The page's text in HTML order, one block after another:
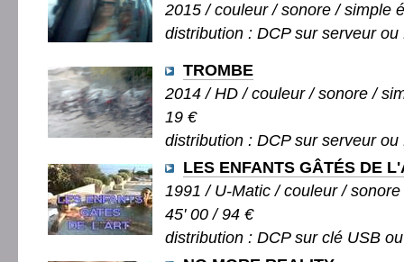
2015 / couleur / sonore / simple
distribution : DCP sur serveur
TROMBE
2014 / HD / couleur / sonore /
19 €
distribution : DCP sur serveur
LES ENFANTS GÂTÉS DE
1991 / U-Matic / couleur /
45' 00 / 94 €
distribution : DCP sur clé USB